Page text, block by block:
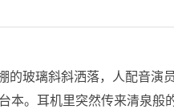
的玻璃斜斜洒落，人配音演
本。耳机里突然传来清泉般